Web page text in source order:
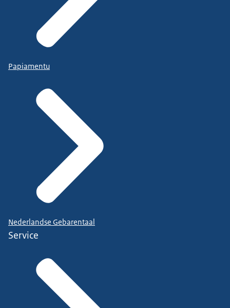
Papiamentu
Nederlandse Gebarentaal
Service